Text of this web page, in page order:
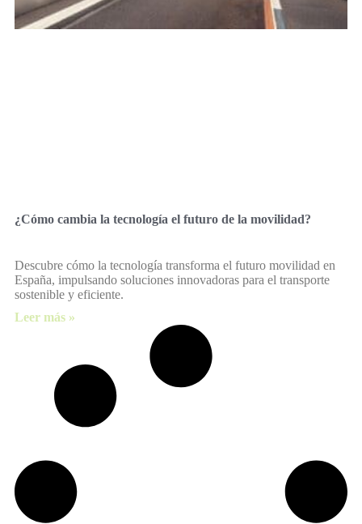
¿Cómo cambia la tecnología el futuro de la movilidad?
Descubre cómo la tecnología transforma el futuro movilidad en
España, impulsando soluciones innovadoras para el transporte
sostenible y eficiente.
Leer más »